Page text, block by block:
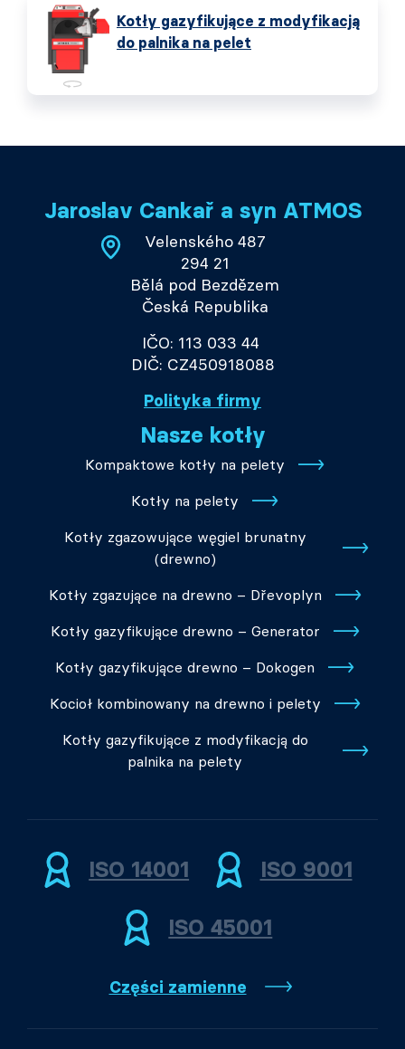
Kotły gazyfikujące z modyfikacją
do palnika na pelet
Jaroslav Cankař a syn ATMOS
Velenského 487
294 21
Bělá pod Bezdězem
Česká Republika
IČO: 113 033 44
DIČ: CZ450918088
Polityka firmy
Nasze kotły
Kompaktowe kotły na pelety
Kotły na pelety
Kotły zgazowujące węgiel brunatny
(drewno)
Kotły zgazujące na drewno – Dřevoplyn
Kotły gazyfikujące drewno – Generator
Kotły gazyfikujące drewno – Dokogen
Kocioł kombinowany na drewno i pelety
Kotły gazyfikujące z modyfikacją do
palnika na pelety
ISO 14001 ISO 9001
ISO 45001
Części zamienne